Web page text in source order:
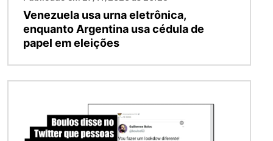
Venezuela usa urna eletrônica,
enquanto Argentina usa cédula de
papel em eleições